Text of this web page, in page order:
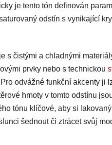
je tento tón definován
odstín s vynikající
s čistými a chladnými
prvky nebo s technickou
odvážné funkční akcenty ji
hmoty v tomto odstínu
tónu klíčové, aby si
šednout či ztrácet svůj